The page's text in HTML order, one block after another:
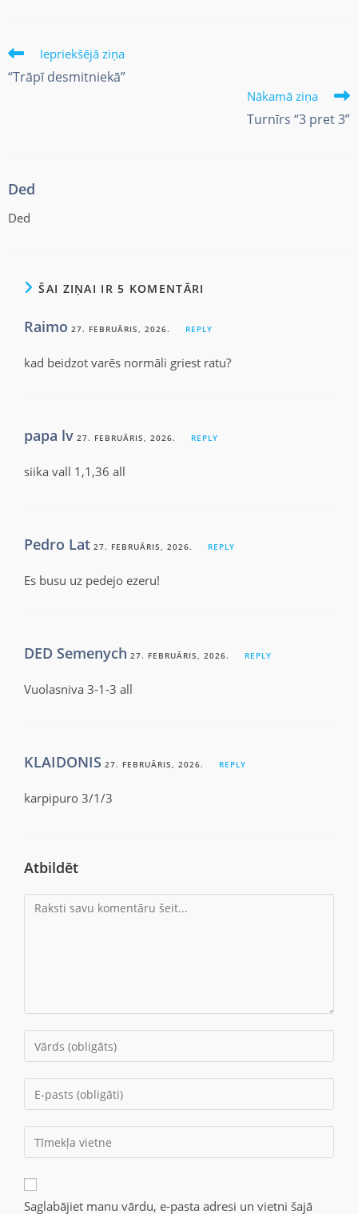
Iepriekšējā ziņa
“Trāpī desmitniekā”
Nākamā ziņa
Turnīrs “3 pret 3”
Ded
Ded
ŠAI ZIŅAI IR 5 KOMENTĀRI
Raimo 27. FEBRUĀRIS, 2026. REPLY
kad beidzot varēs normāli griest ratu?
papa lv 27. FEBRUĀRIS, 2026. REPLY
siika vall 1,1,36 all
Pedro Lat 27. FEBRUĀRIS, 2026. REPLY
Es busu uz pedejo ezeru!
DED Semenych 27. FEBRUĀRIS, 2026. REPLY
Vuolasniva 3-1-3 all
KLAIDONIS 27. FEBRUĀRIS, 2026. REPLY
karpipuro 3/1/3
Atbildēt
Saglabājiet manu vārdu, e-pasta adresi un vietni šajā